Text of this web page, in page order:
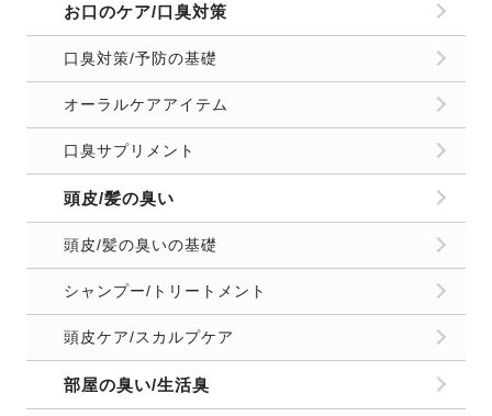
お口のケア/口臭対策
口臭対策/予防の基礎
オーラルケアアイテム
口臭サプリメント
頭皮/髪の臭い
頭皮/髪の臭いの基礎
シャンプー/トリートメント
頭皮ケア/スカルプケア
部屋の臭い/生活臭